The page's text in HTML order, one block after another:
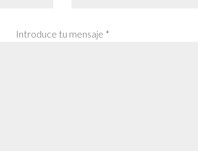
Introduce tu mensaje *